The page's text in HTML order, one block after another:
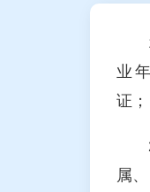
业
证；
属